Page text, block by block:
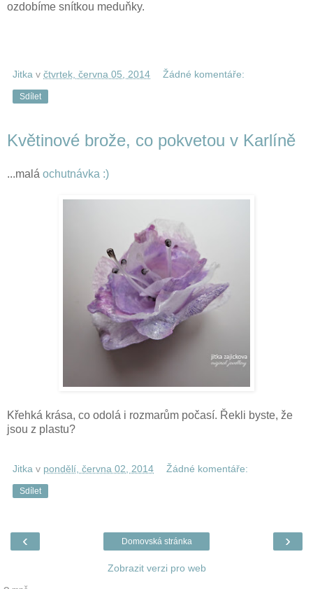
ozdobíme snítkou meduňky.
Jitka v čtvrtek, června 05, 2014 Žádné komentáře:
Sdílet
Květinové brože, co pokvetou v Karlíně
...malá ochutnávka :)
Křehká krása, co odolá i rozmarům počasí. Řekli byste, že
jsou z plastu?
Jitka v pondělí, června 02, 2014 Žádné komentáře:
Sdílet
‹ ›
Domovská stránka
Zobrazit verzi pro web